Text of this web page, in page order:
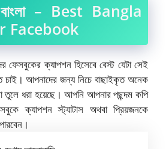
বাংলা – Best Bangla
Facebook
ক্যাপশন হিসেবে বেস্ট যেটা সেই
চাই। আপনাদের জন্য নিচে বাছাইকৃত অনেক
তুলে ধরা হয়েছে। আপনি আপনার পছন্দম কপি
ক্যাপশন স্ট্যাটাস অথবা প্রিয়জনকে